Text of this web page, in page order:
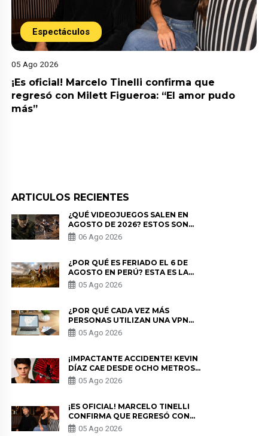
Espectáculos
05 Ago 2026
¡Es oficial! Marcelo Tinelli confirma que
regresó con Milett Figueroa: “El amor pudo
más”
ARTICULOS RECIENTES
¿QUÉ VIDEOJUEGOS SALEN EN
AGOSTO DE 2026? ESTOS SON
LOS ESTRENOS MÁS ESPERADOS
06 Ago 2026
¿POR QUÉ ES FERIADO EL 6 DE
AGOSTO EN PERÚ? ESTA ES LA
HISTORIA
05 Ago 2026
¿POR QUÉ CADA VEZ MÁS
PERSONAS UTILIZAN UNA VPN
PARA PROTEGER SU
PRIVACIDAD?
05 Ago 2026
¡IMPACTANTE ACCIDENTE! KEVIN
DÍAZ CAE DESDE OCHO METROS
EN “ESTO ES GUERRA” Y GENERA
PREOCUPACIÓN
05 Ago 2026
¡ES OFICIAL! MARCELO TINELLI
CONFIRMA QUE REGRESÓ CON
MILETT FIGUEROA: “EL AMOR
05 Ago 2026